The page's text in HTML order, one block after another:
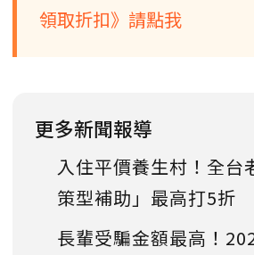
領取折扣》請點我
更多新聞報導
入住平價養生村！全台
策型補助」最高打5折
長輩受騙金額最高！